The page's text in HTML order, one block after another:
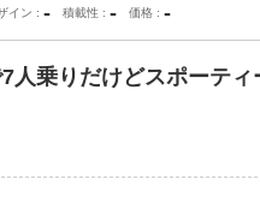
イン - 積載性 - 価格 -
人乗りだけどスポーティ